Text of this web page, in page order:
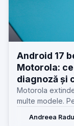
Android 17
Motorola:
diagnoză și
Motorola
multe modele.
pot părea
Andreea Radu